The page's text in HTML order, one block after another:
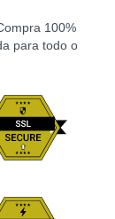
100%
para todo o